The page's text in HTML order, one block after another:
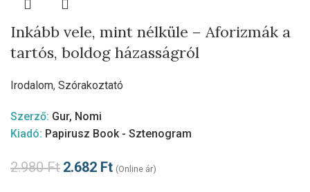
Inkább vele, mint nélküle – Aforizmák a
tartós, boldog házasságról
Irodalom, Szórakoztató
Szerző: Gur, Nomi
Kiadó: Papirusz Book - Sztenogram
2.980Ft 2.682 Ft (Online ár)